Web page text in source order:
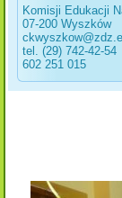
Komisji Edukacji
07-200 Wyszków
tel. (29) 742-42-54
602 251 015